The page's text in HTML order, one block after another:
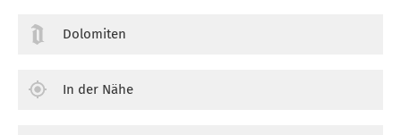
Dolomiten
In der Nähe